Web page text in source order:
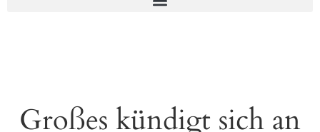
Großes kündigt sich an